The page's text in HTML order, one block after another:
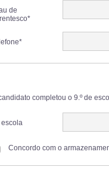
de
completou o 9.º de
Concordo com o